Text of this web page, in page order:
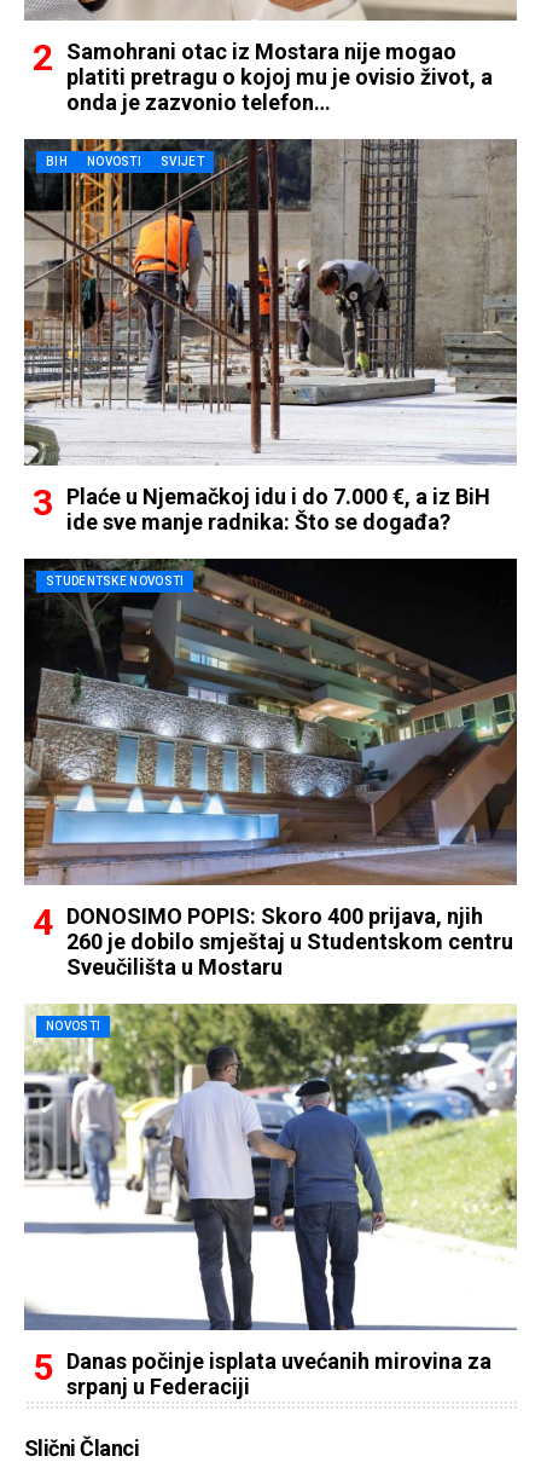
Samohrani otac iz Mostara nije mogao
platiti pretragu o kojoj mu je ovisio život, a
onda je zazvonio telefon…
BIH NOVOSTI SVIJET
Plaće u Njemačkoj idu i do 7.000 €, a iz BiH
ide sve manje radnika: Što se događa?
STUDENTSKE NOVOSTI
DONOSIMO POPIS: Skoro 400 prijava, njih
260 je dobilo smještaj u Studentskom centru
Sveučilišta u Mostaru
NOVOSTI
Danas počinje isplata uvećanih mirovina za
srpanj u Federaciji
Slični Članci